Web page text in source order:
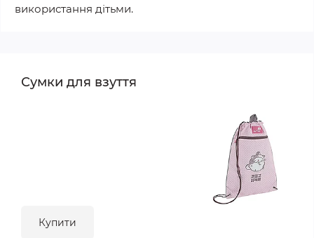
використання дітьми.
Сумки для взуття
Купити